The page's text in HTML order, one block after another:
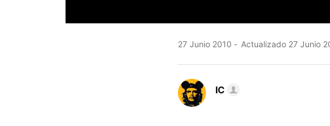
27 Junio 2010 Actualizado 27 Junio
IC